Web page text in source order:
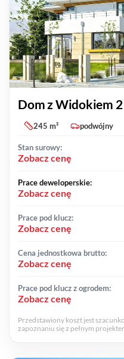
Dom z Widokiem
245 m² podwójny
Stan surowy:
Zobacz cenę
Prace deweloperskie:
Zobacz cenę
Prace pod klucz:
Zobacz cenę
Cena jednostkowa brutto:
Zobacz cenę
Prace pod klucz z ogrodem:
Zobacz cenę
Przedstawiony koszt jest
zapoznaniu się z pełnym